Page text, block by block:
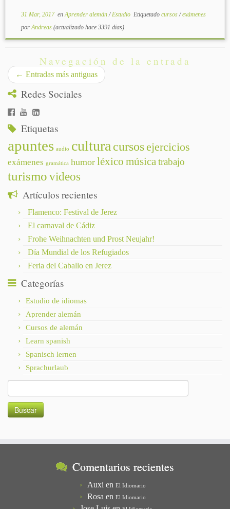
31 Mar, 2017enAprender alemán/Estudio Etiquetado cursos/exámenes
porAndreas(actualizado hace 3391 dias)
Navegación de la entrada
← Entradas más antiguas
Redes Sociales
Etiquetas
apuntes audio cultura cursos ejercicios
exámenes gramática humor léxico músicatrabajo
turismo videos
Artículos recientes
Flamenco: Festival de Jerez
El carnaval de Cádiz
Frohe Weihnachten und Prost Neujahr!
Día Mundial de los Refugiados
Feria del Caballo en Jerez
Categorías
Estudio de idiomas
Aprender alemán
Cursos de alemán
Learn spanish
Spanisch lernen
Sprachurlaub
Comentarios recientes
Auxi en El Idiomario
Rosa en El Idiomario